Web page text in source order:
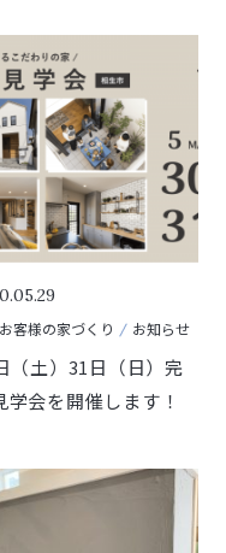
お客様の家づくり お知らせ
（土）31日（日）完
学会を開催します！